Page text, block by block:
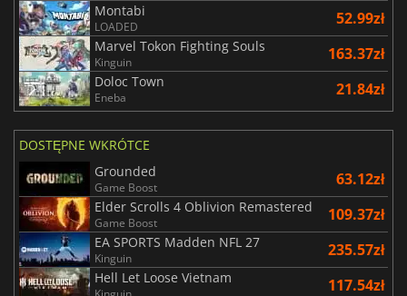
Montabi
LOADED 52.99zł
Marvel Tokon Fighting Souls
Kinguin 163.37zł
Doloc Town
Eneba 21.84zł
DOSTĘPNE WKRÓTCE
Grounded
Game Boost 63.12zł
Elder Scrolls 4 Oblivion Remastered
Game Boost 109.37zł
EA SPORTS Madden NFL 27
Kinguin 235.57zł
Hell Let Loose Vietnam 117.54zł